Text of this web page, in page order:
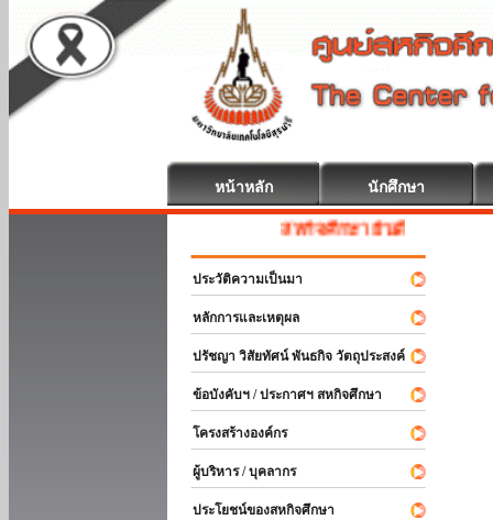
หน้าหลัก นักศึกษา
สหกิจศึกษา ยินดีต้อนรับ
ประวัติความเป็นมา
หลักการและเหตุผล
ปรัชญา วิสัยทัศน์ พันธกิจ วัตถุประสงค์
ข้อบังคับฯ / ประกาศฯ สหกิจศึกษา
โครงสร้างองค์กร
ผู้บริหาร / บุคลากร
ประโยชน์ของสหกิจศึกษา